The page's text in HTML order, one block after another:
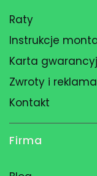
Raty
Instrukcje
Karta
Zwroty i
Kontakt
Firma